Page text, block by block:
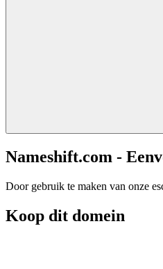
Nameshift.com -
Door gebruik te maken van onze
Koop dit domein